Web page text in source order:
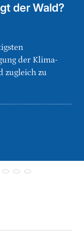
der Wald?
der Klima-
zugleich zu